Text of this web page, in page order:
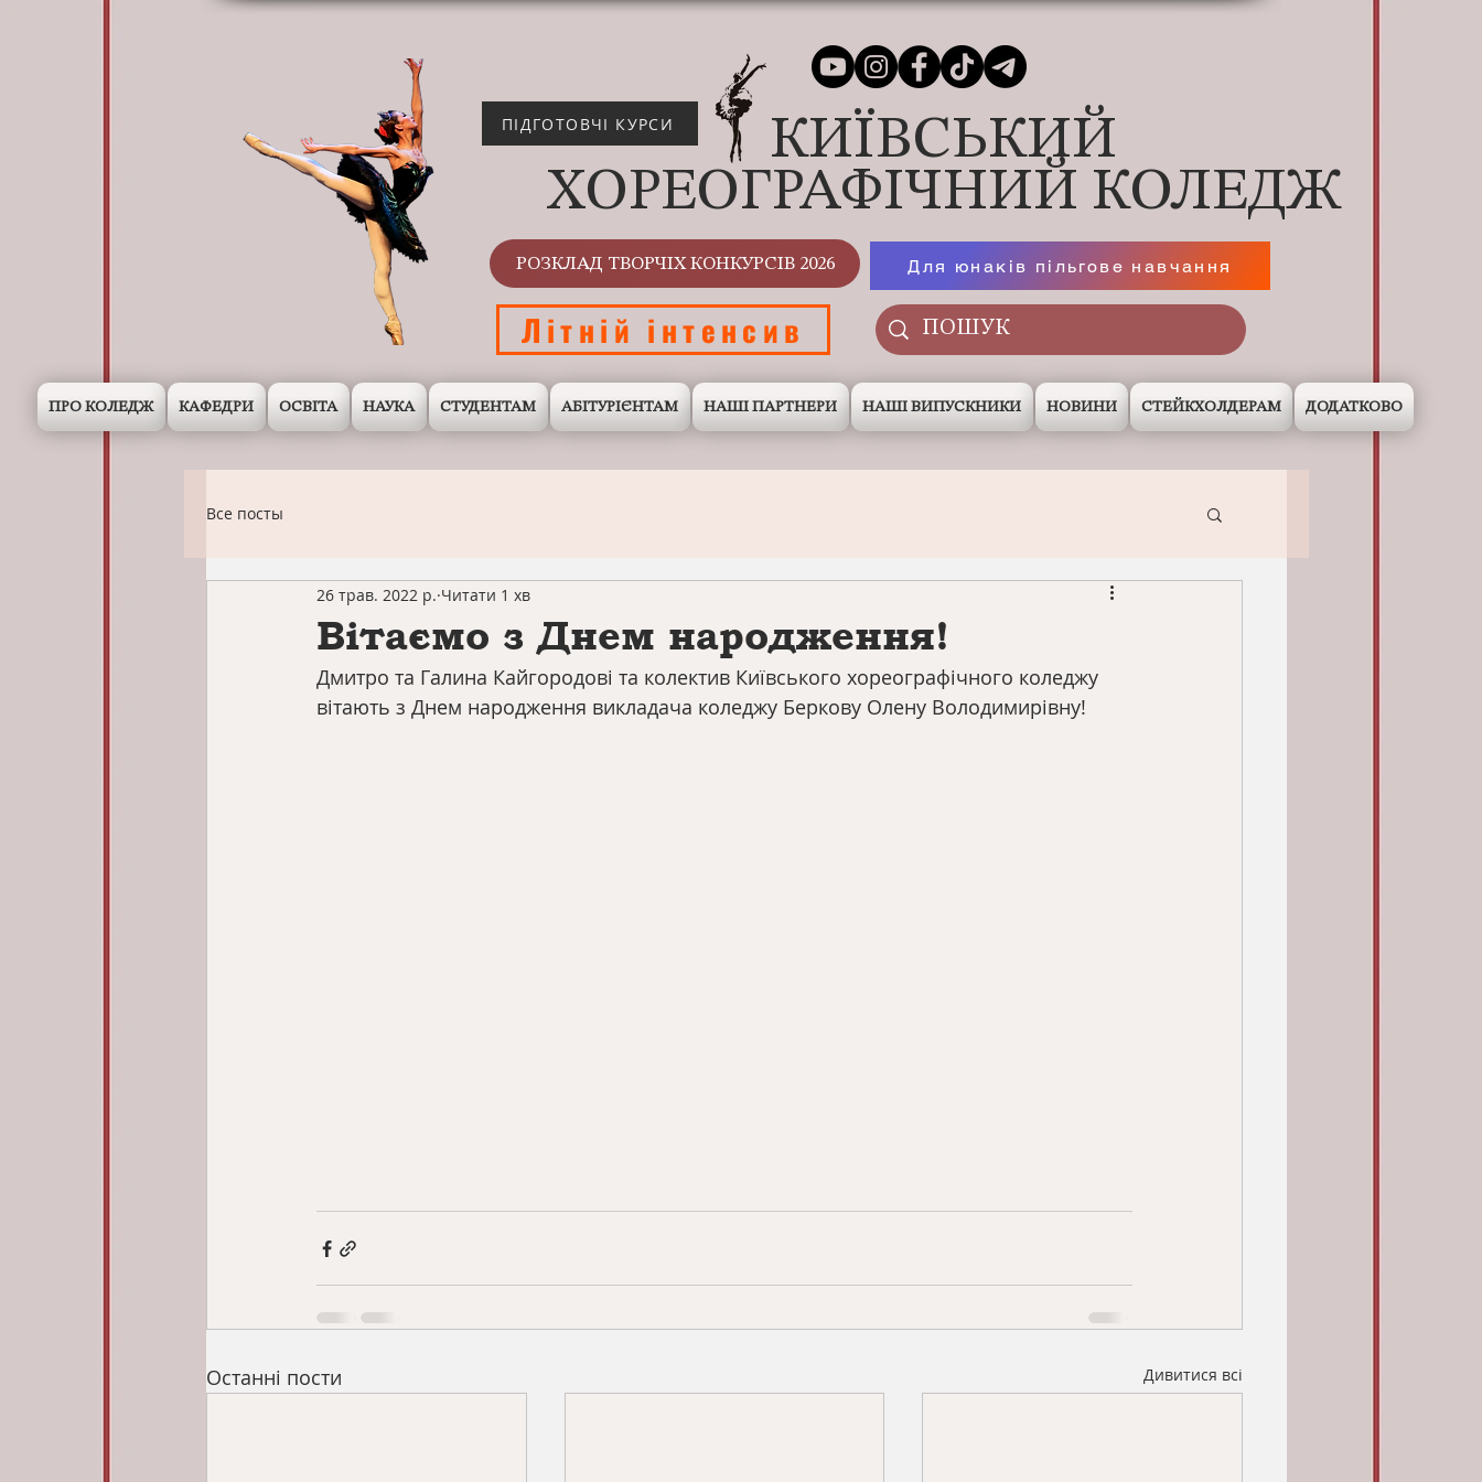
КИЇВСЬКИЙ
ХОРЕОГРАФІЧНИЙ КОЛЕДЖ
ПІДГОТОВЧІ КУРСИ
Для юнаків пільгове навчання
РОЗКЛАД ТВОРЧІХ КОНКУРСІВ 2026
Літній інтенсив
ПРО КОЛЕДЖ КАФЕДРИ ОСВІТА НАУКА СТУДЕНТАМ АБІТУРІЄНТАМ НАШІ ПАРТНЕРИ НАШІ ВИПУСКНИКИ НОВИНИ СТЕЙКХОЛДЕРАМ ДОДАТКОВО
Все посты
Вітаємо з Днем народження!
26 трав. 2022 р. Читати 1 хв
Дмитро та Галина Кайгородові та колектив Київського хореографічного коледжу
вітають з Днем народження викладача коледжу Беркову Олену Володимирівну!
Останні пости Дивитися всі